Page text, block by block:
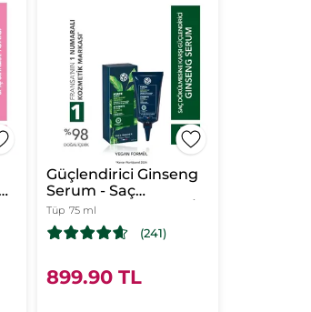
Güçlendirici Ginseng
Serum - Saç
Dökülmesine Karşı /
Anti-Chute -Vegan
Tüp 75 ml
(241)
899.90 TL